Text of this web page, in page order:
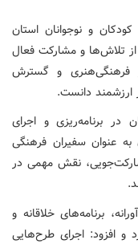
و نوجوانان استان
تلاش‌ها و مشارکت فعال
فرهنگی‌هنری و گسترش
ارزشمند دانست.
در برنامه‌ریزی و اجرای
به عنوان سفیران فرهنگی
نقش مهمی در
برنامه‌های خلاقانه و
و افزود: اجرای طرح‌هایی